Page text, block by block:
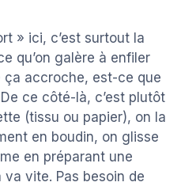
» ici, c’est surtout la
qu’on galère à enfiler
ça accroche, est-ce que
ce côté-là, c’est plutôt
(tissu ou papier), on la
en boudin, on glisse
en préparant une
vite. Pas besoin de